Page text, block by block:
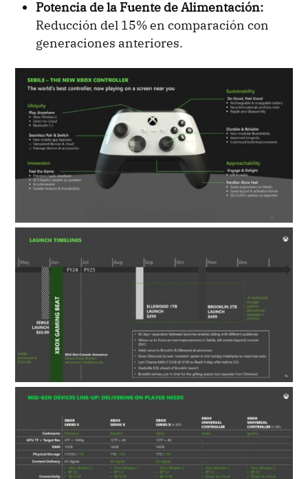
Potencia de la Fuente de Alimentación:
Reducción del 15% en comparación con
generaciones anteriores.